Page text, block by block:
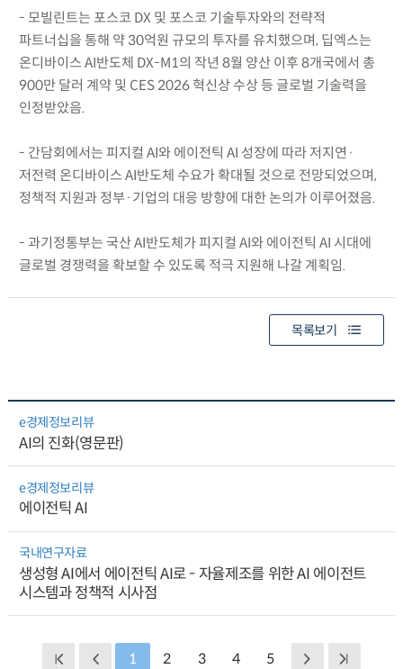
- 모빌린트는 포스코 DX 및 포스코 기술투자와의 전략적
파트너십을 통해 약 30억원 규모의 투자를 유치했으며, 딥엑스는
온디바이스 AI반도체 DX-M1의 작년 8월 양산 이후 8개국에서 총
900만 달러 계약 및 CES 2026 혁신상 수상 등 글로벌 기술력을
인정받았음.
- 간담회에서는 피지컬 AI와 에이전틱 AI 성장에 따라 저지연·
저전력 온디바이스 AI반도체 수요가 확대될 것으로 전망되었으며,
정책적 지원과 정부·기업의 대응 방향에 대한 논의가 이루어졌음.
- 과기정통부는 국산 AI반도체가 피지컬 AI와 에이전틱 AI 시대에
글로벌 경쟁력을 확보할 수 있도록 적극 지원해 나갈 계획임.
목록보기
e경제정보리뷰
AI의 진화(영문판)
e경제정보리뷰
에이전틱 AI
국내연구자료
생성형 AI에서 에이전틱 AI로 - 자율제조를 위한 AI 에이전트
시스템과 정책적 시사점
1 2 3 4 5